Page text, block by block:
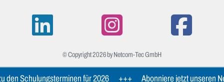
© Copyright 2026 by Netcom-Tec GmbH
den Schulungsterminen für 2026 +++ Abonniere jetzt unseren